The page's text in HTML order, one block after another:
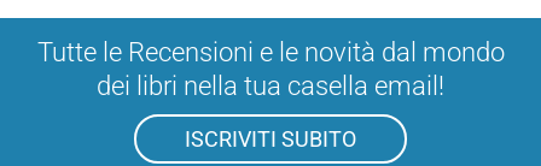
Tutte le Recensioni e le novità dal mondo
dei libri nella tua casella email!
ISCRIVITI SUBITO